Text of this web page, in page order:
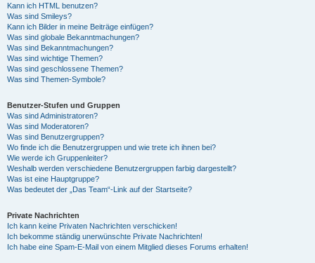
Kann ich HTML benutzen?
Was sind Smileys?
Kann ich Bilder in meine Beiträge einfügen?
Was sind globale Bekanntmachungen?
Was sind Bekanntmachungen?
Was sind wichtige Themen?
Was sind geschlossene Themen?
Was sind Themen-Symbole?
Benutzer-Stufen und Gruppen
Was sind Administratoren?
Was sind Moderatoren?
Was sind Benutzergruppen?
Wo finde ich die Benutzergruppen und wie trete ich ihnen bei?
Wie werde ich Gruppenleiter?
Weshalb werden verschiedene Benutzergruppen farbig dargestellt?
Was ist eine Hauptgruppe?
Was bedeutet der „Das Team“-Link auf der Startseite?
Private Nachrichten
Ich kann keine Privaten Nachrichten verschicken!
Ich bekomme ständig unerwünschte Private Nachrichten!
Ich habe eine Spam-E-Mail von einem Mitglied dieses Forums erhalten!